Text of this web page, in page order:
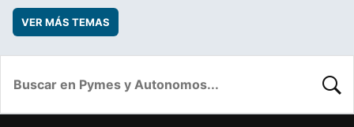
VER MÁS TEMAS